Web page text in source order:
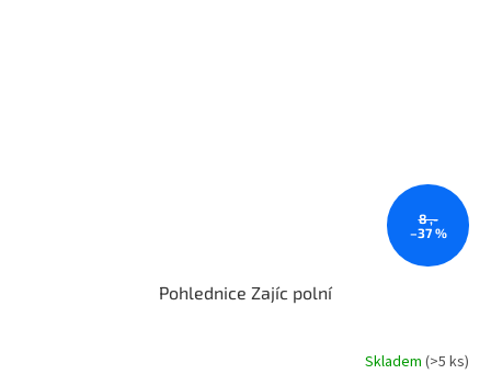
8 ,-
–37 %
Pohlednice Zajíc polní
Skladem (>5 ks)